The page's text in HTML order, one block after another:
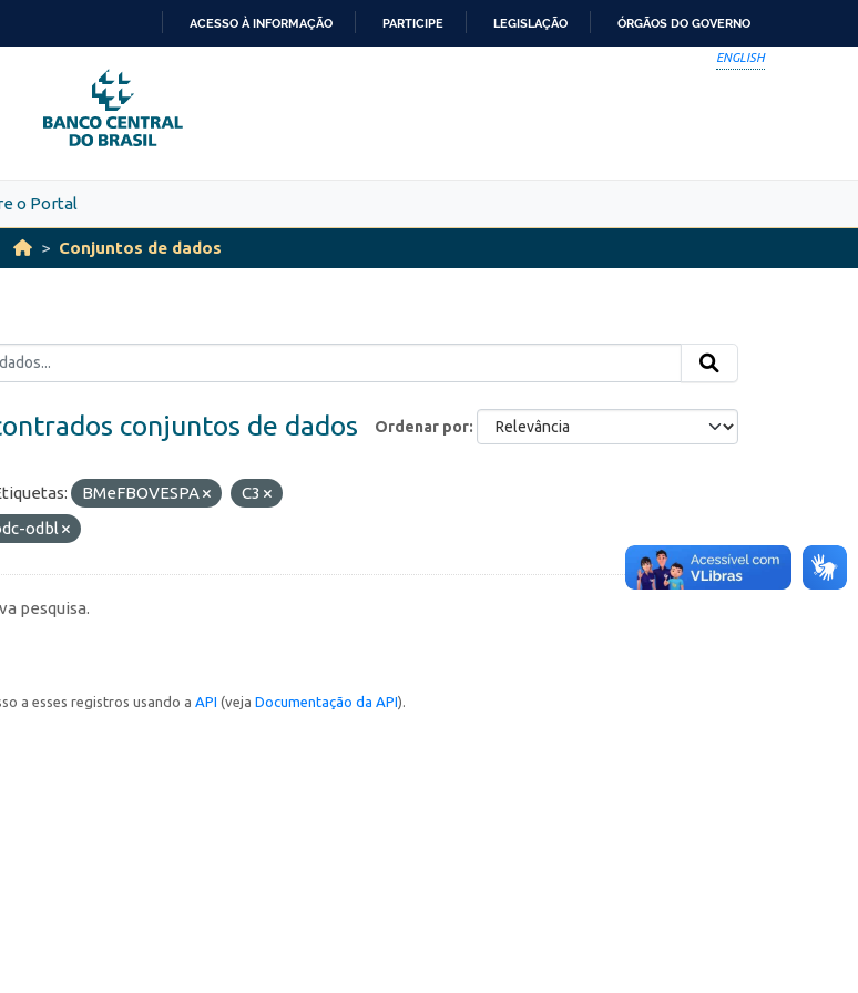
PARA
O
CONTEÚDO
ACESSO À INFORMAÇÃO PARTICIPE LEGISLAÇÃO ÓRGÃOS DO GOVERNO
ENGLISH
o Portal
Conjuntos de dados
Ordenar por
conjuntos de dados
BMeFBOVESPA
C3
odbl
pesquisa.
a esses registros usando a API (veja Documentação da API).